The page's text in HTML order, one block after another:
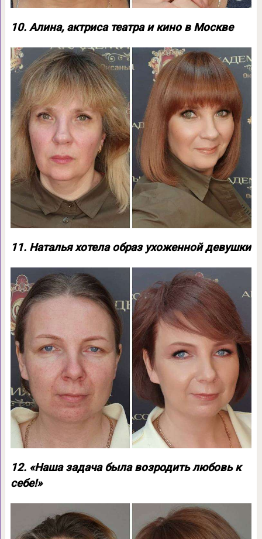
10. Алина, актриса театра и кино в Москве
11. Наталья хотела образ ухоженной девушки
12. «Наша задача была возродить любовь к
себе!»